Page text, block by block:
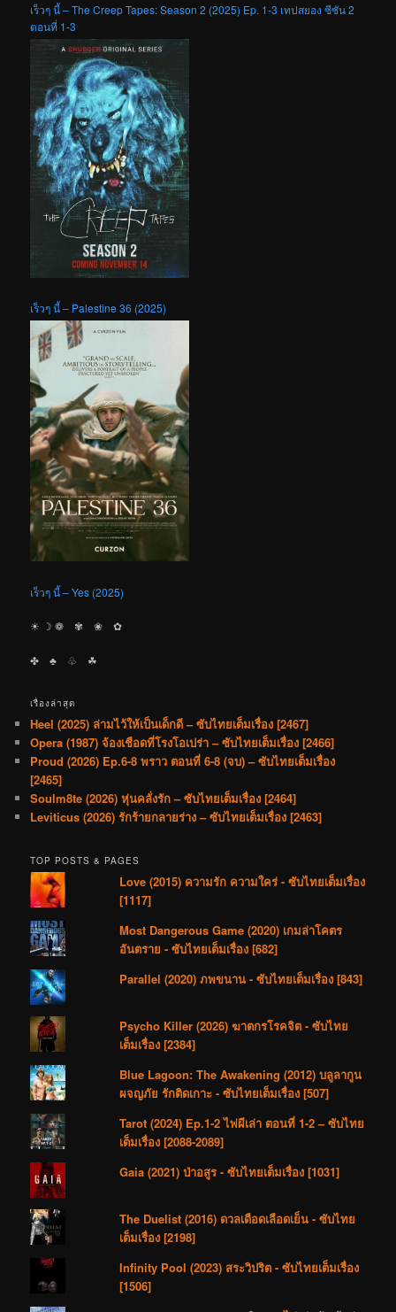
เร็วๆ นี้ – The Creep Tapes: Season 2 (2025) Ep. 1-3 เทปสยอง ซีซัน 2
ตอนที่ 1-3
เร็วๆ นี้ – Palestine 36 (2025)
เร็วๆ นี้ – Yes (2025)
☀︎ ☽ ❁ ✾ ❀ ✿
✤ ♣︎ ♧ ☘︎
เรื่องล่าสุด
Heel (2025) ล่ามไว้ให้เป็นเด็กดี – ซับไทยเต็มเรื่อง [2467]
Opera (1987) จ้องเชือดที่โรงโอเปร่า – ซับไทยเต็มเรื่อง [2466]
Proud (2026) Ep.6-8 พราว ตอนที่ 6-8 (จบ) – ซับไทยเต็มเรื่อง
[2465]
Soulm8te (2026) หุ่นคลั่งรัก – ซับไทยเต็มเรื่อง [2464]
Leviticus (2026) รักร้ายกลายร่าง – ซับไทยเต็มเรื่อง [2463]
TOP POSTS & PAGES
Love (2015) ความรัก ความใคร่ - ซับไทยเต็มเรื่อง
[1117]
Most Dangerous Game (2020) เกมล่าโคตร
อันตราย - ซับไทยเต็มเรื่อง [682]
Parallel (2020) ภพขนาน - ซับไทยเต็มเรื่อง [843]
Psycho Killer (2026) ฆาตกรโรคจิต - ซับไทย
เต็มเรื่อง [2384]
Blue Lagoon: The Awakening (2012) บลูลากูน
ผจญภัย รักติดเกาะ - ซับไทยเต็มเรื่อง [507]
Tarot (2024) Ep.1-2 ไพ่ผีเล่า ตอนที่ 1-2 – ซับไทย
เต็มเรื่อง [2088-2089]
Gaia (2021) ป่าอสูร - ซับไทยเต็มเรื่อง [1031]
The Duelist (2016) ดวลเดือดเลือดเย็น - ซับไทย
เต็มเรื่อง [2198]
Infinity Pool (2023) สระวิปริต - ซับไทยเต็มเรื่อง
[1506]